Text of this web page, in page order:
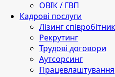
ОВІК / ГВП
Кадрові послуги
Лізинг
Рекрутинг
Трудові договори
Аутсорсинг
Працевлаштування